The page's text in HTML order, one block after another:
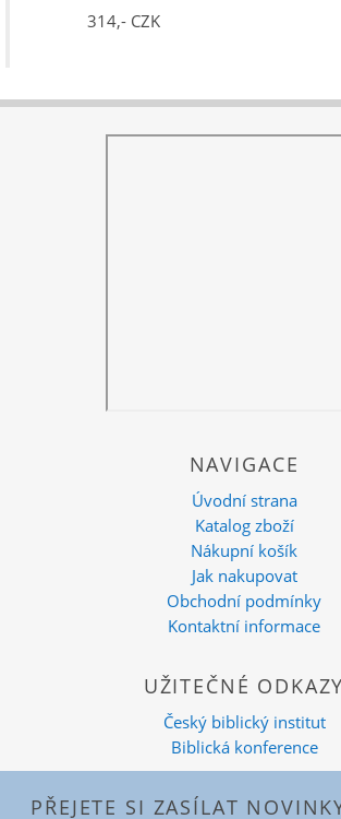
314,- CZK
NAVIGACE
Úvodní strana
Katalog zboží
Nákupní košík
Jak nakupovat
Obchodní podmínky
Kontaktní informace
UŽITEČNÉ ODKAZY
Český biblický institut
Biblická konference
PŘEJETE SI ZASÍLAT